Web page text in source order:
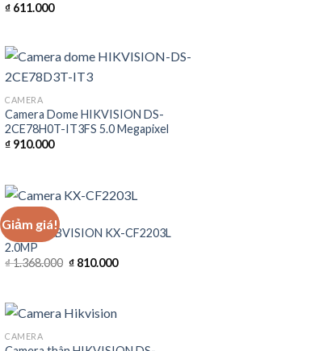
₫ 611.000
CAMERA
Camera Dome HIKVISION DS-
2CE78H0T-IT3FS 5.0 Megapixel
₫ 910.000
Giảm giá!
CAMERA
Camera KBVISION KX-CF2203L
2.0MP
₫1.368.000 Giá
₫ 810.000Giá
CAMERA